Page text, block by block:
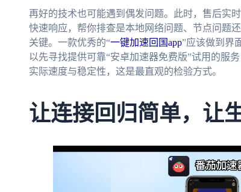
再好的技术也可能遇到偶发问题。此时，售后实
快速响应，帮你排查是本地网络问题、节点问题
关键。一款优秀的“一键加速回国app”应该做到界
以先寻找提供可靠“安卓加速器免费版”试用的服
实际速度与稳定性，这是最直观的检验方式。
让连接回归简单，让